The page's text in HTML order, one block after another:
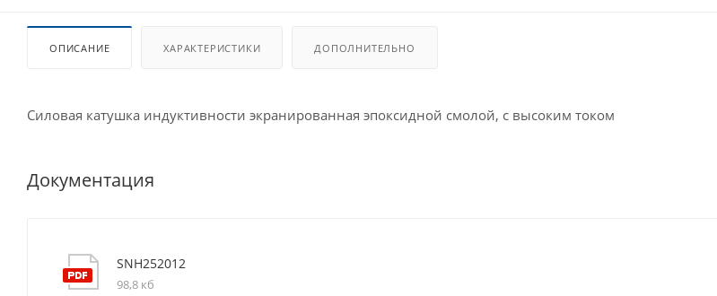
ОПИСАНИЕ ХАРАКТЕРИСТИКИ ДОПОЛНИТЕЛЬНО
Силовая катушка индуктивности экранированная эпоксидной смолой, с высоким током
Документация
SNH252012
98,8 кб